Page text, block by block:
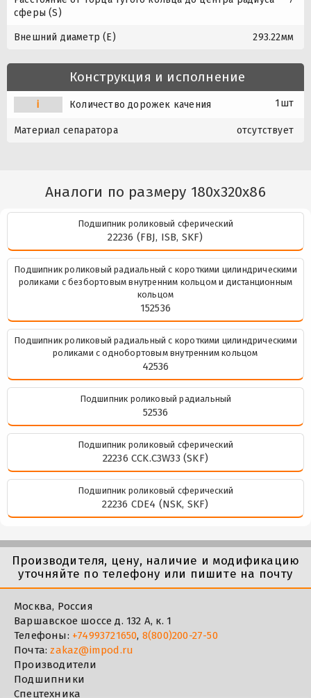
сферы (S)
Внешний диаметр (E) 293.22мм
Конструкция и исполнение
i Количество дорожек качения 1шт
Материал сепаратора отсутствует
Аналоги по размеру 180x320x86
Подшипник роликовый сферический
22236 (FBJ, ISB, SKF)
Подшипник роликовый радиальный с короткими цилиндрическими
роликами с безбортовым внутренним кольцом и дистанционным
кольцом
152536
Подшипник роликовый радиальный с короткими цилиндрическими
роликами с однобортовым внутренним кольцом
42536
Подшипник роликовый радиальный
52536
Подшипник роликовый сферический
22236 CCK.C3W33 (SKF)
Подшипник роликовый сферический
22236 CDE4 (NSK, SKF)
Производителя, цену, наличие и модификацию
уточняйте по телефону или пишите на почту
Москва, Россия
Варшавское шоссе д. 132 А, к. 1
Телефоны: +74993721650, 8(800)200-27-50
Почта:zakaz@impod.ru
Производители
Подшипники
Спецтехника